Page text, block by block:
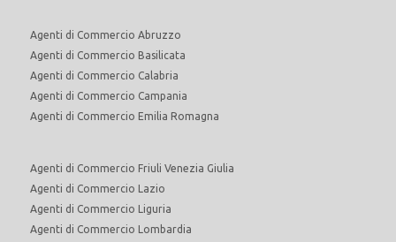
Agenti di Commercio Abruzzo
Agenti di Commercio Basilicata
Agenti di Commercio Calabria
Agenti di Commercio Campania
Agenti di Commercio Emilia Romagna
Agenti di Commercio Friuli Venezia Giulia
Agenti di Commercio Lazio
Agenti di Commercio Liguria
Agenti di Commercio Lombardia